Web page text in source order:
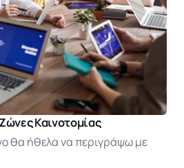
Καινοτομίας
θα ήθελα να περιγράψω με